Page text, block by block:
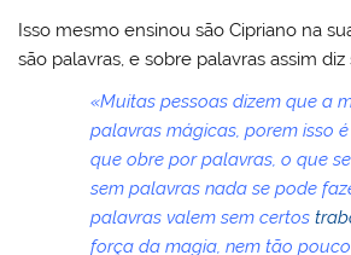
Isso mesmo ensinou são Cipriano na
são palavras, e sobre palavras assim diz
«Muitas pessoas dizem que a
palavras mágicas, porem isso
que obre por palavras, o que
sem palavras nada se pode
palavras valem sem certos
força da magia, nem tão